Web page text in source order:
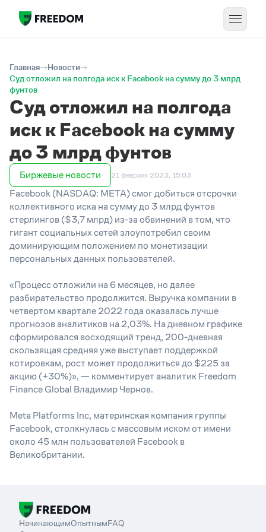
Главная
Новости
Суд отложил на полгода иск к Facebook на сумму до 3 млрд
фунтов
Суд отложил на полгода
иск к Facebook на сумму
до 3 млрд фунтов
Биржевые новости 21 февраля 2023, 15:03
Facebook (NASDAQ: META) смог добиться отсрочки
коллективного иска на сумму до 3 млрд фунтов
стерлингов ($3,7 млрд) из-за обвинений в том, что
гигант социальных сетей злоупотребил своим
доминирующим положением по монетизации
персональных данных пользователей.
«Процесс отложили на 6 месяцев, но далее
разбирательство продолжится. Выручка компании в
четвертом квартале 2022 года оказалась лучше
прогнозов аналитиков на 2,03%. На дневном графике
сформировался восходящий тренд, 200-дневная
скользящая средняя уже выступает поддержкой
котировкам, рост может продолжиться до $225 за
акцию (+30%)», — комментирует аналитик Freedom
Finance Global Владимир Чернов.
Meta Platforms Inc, материнская компания группы
Facebook, столкнулась с массовым иском от имени
около 45 млн пользователей Facebook в
Великобритании.
НачинающимОпытнымFAQ